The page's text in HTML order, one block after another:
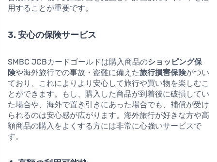
用することが重要です。
3. 安心の保険サービス
SMBC JCBカードゴールドは購入商品のショッピング保
険や海外旅行での事故・盗難に備えた旅行損害保険がつい
ており、これによりより安心して旅行や買い物を楽しむこ
とができます。もし、購入した商品が到着後に破損してい
た場合や、海外で置き引きにあった場合でも、補償が受け
られるのは安心感が広がります。海外旅行が好きな方や高
額商品の購入をよくする方には非常に心強いサービスで
す。